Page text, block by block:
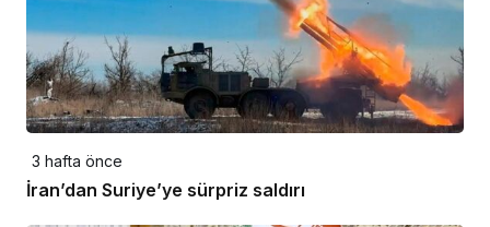
3 hafta önce
İran’dan Suriye’ye sürpriz saldırı